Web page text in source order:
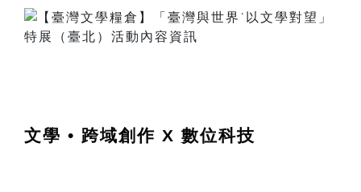
文學 • 跨域創作 X 數位科技